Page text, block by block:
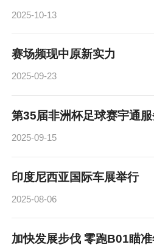
2025-10-13
赛场频现中原新实力
2025-09-23
第35届非洲杯足球赛宇通
2025-09-15
印度尼西亚国际车展举行
2025-08-06
加快发展步伐 零跑B01瞄